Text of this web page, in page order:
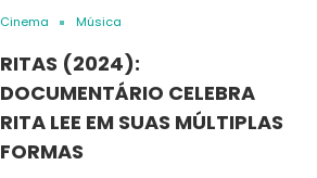
Cinema Música
RITAS (2024):
DOCUMENTÁRIO CELEBRA
RITA LEE EM SUAS MÚLTIPLAS
FORMAS